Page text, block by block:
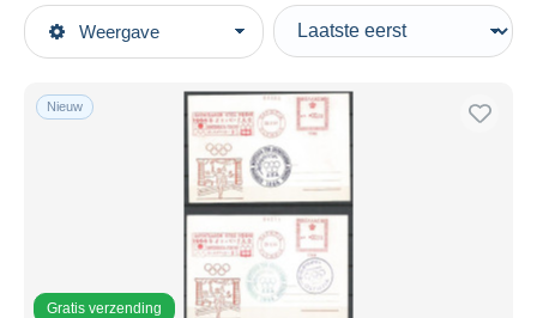
Weergave
Topcategorieën
Europa
Marcofilie - EMA (Printer)
Type verkopen
Actief
Veiling met biedingen
Veilingen zonder biedingen
Veilinghuizen
Alle looptijden
Nieuw
Gratis verzending